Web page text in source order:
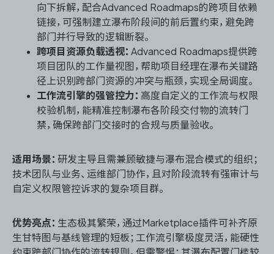
向下拆解，配合Advanced Roadmaps的跨项目依赖
链接，可强制建立瀑布阶段间的前后置约束，避免跨
部门并行导致的逻辑断裂。
跨项目资源负载透视： Advanced Roadmaps提供跨
项目团队的工作量视图，帮助项目经理在瀑布关键路
径上识别跨部门资源的冲突与瓶颈，实现全局调度。
工作流引擎的强管控力： 高度自定义的工作流与权限
校验机制，能精准控制瀑布各阶段交付物的流转门
禁，确保跨部门交接时的合规与质量验收。
适用场景： 研发主导且需兼顾敏捷与瀑布混合模式的组织；
技术团队与业务、运维部门协作，且对阶段流转有强审计与
自定义权限管控诉求的复杂项目群。
优势亮点： 生态极其繁荣，通过Marketplace插件可补齐原
生甘特图与基线管理的短板；工作流引擎极度灵活，能硬性